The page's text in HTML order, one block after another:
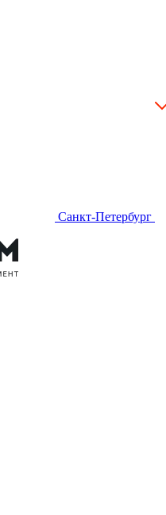
Санкт-Петербург